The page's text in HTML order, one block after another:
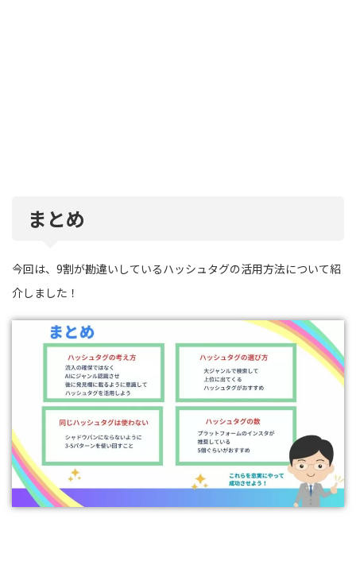
まとめ
今回は、9割が勘違いしているハッシュタグの活用方法について紹
介しました！